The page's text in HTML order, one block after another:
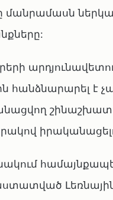
հանձնարարել է